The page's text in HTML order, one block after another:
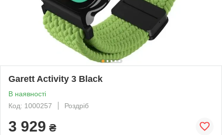
Garett Activity 3 Black
В наявності
Код: 1000257
Роздріб
3 929 ₴